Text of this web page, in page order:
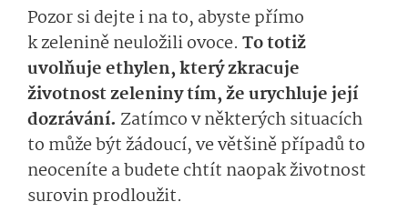
Pozor si dejte i na to, abyste přímo
k zelenině neuložili ovoce. To totiž
uvolňuje ethylen, který zkracuje
životnost zeleniny tím, že urychluje její
dozrávání. Zatímco v některých situacích
to může být žádoucí, ve většině případů to
neoceníte a budete chtít naopak životnost
surovin prodloužit.